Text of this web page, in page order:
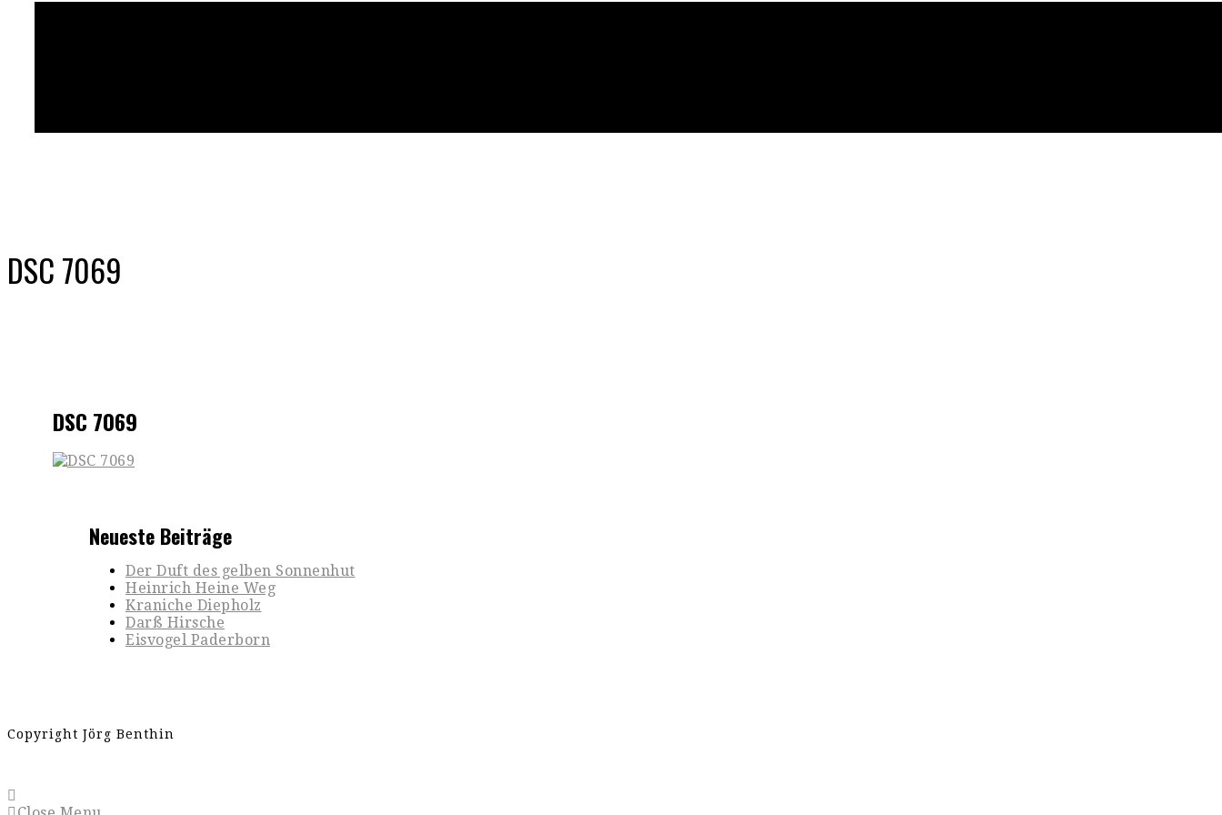
DSC 7069
DSC 7069
Neueste Beiträge
Der Duft des gelben Sonnenhut
Heinrich Heine Weg
Kraniche Diepholz
Darß Hirsche
Eisvogel Paderborn
Copyright Jörg Benthin